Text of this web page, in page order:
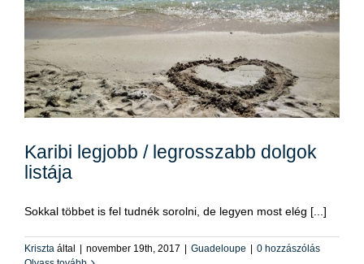
Karibi legjobb / legrosszabb dolgok
listája
Sokkal többet is fel tudnék sorolni, de legyen most elég [...]
Kriszta által | november 19th, 2017 | Guadeloupe | 0 hozzászólás